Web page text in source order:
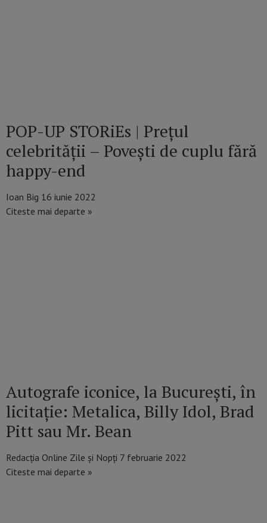
POP-UP STORiEs | Preţul
celebrităţii – Poveşti de cuplu fără
happy-end
Ioan Big 16 iunie 2022
Citeste mai departe »
Autografe iconice, la București, în
licitație: Metalica, Billy Idol, Brad
Pitt sau Mr. Bean
Redacția Online Zile și Nopți 7 februarie 2022
Citeste mai departe »